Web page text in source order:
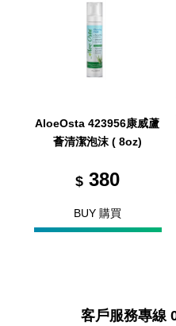
AloeOsta 423956康威蘆
薈清潔泡沫 ( 8oz)
$380
BUY 購買
客戶服務專線